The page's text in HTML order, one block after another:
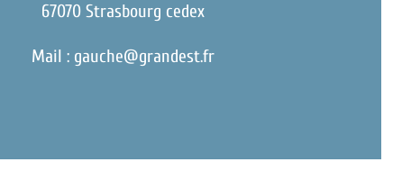
67070 Strasbourg cedex
Mail : gauche@grandest.fr